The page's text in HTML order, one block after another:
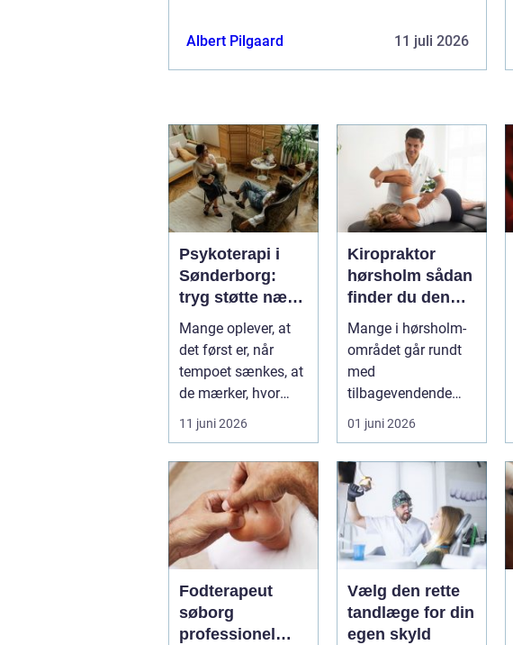
Albert Pilgaard 11 juli 2026
Psykoterapi i
Sønderborg:
tryg støtte nær
dig
Mange oplever, at
det først er, når
tempoet sænkes, at
de mærker, hvor
pres...
11 juni 2026
Kiropraktor
hørsholm sådan
finder du den
rette behandling
i nordsjælland
Mange i hørsholm-
området går rundt
med
tilbagevendende
smerter i ryg, nakke
eller hoved uden at
få d...
01 juni 2026
Fodterapeut
søborg
professionel
Vælg den rette
tandlæge for din
egen skyld